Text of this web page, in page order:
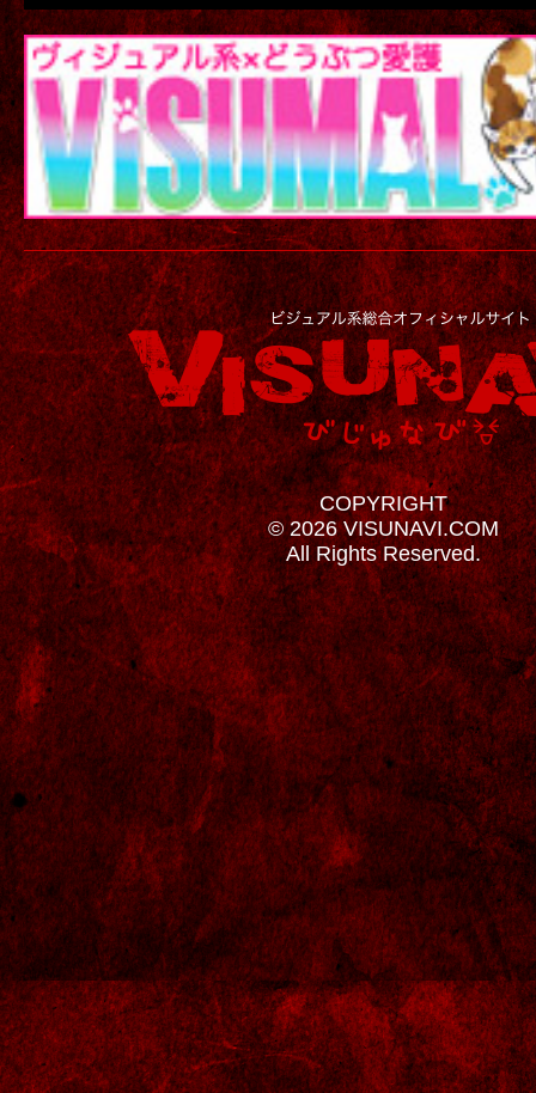
COPYRIGHT
© 2026 VISUNAVI.COM
All Rights Reserved.